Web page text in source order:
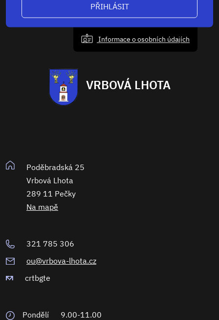
PŘIHLÁSIT
Informace o osobních údajích
VRBOVÁ LHOTA
Poděbradská 25
Vrbová Lhota
289 11 Pečky
Na mapě
321 785 306
ou@vrbova-lhota.cz
crtbgte
Pondělí 9.00-11.00